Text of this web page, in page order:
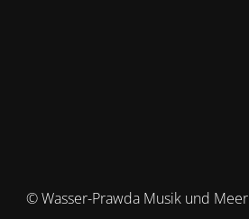
© Wasser-Prawda Musik und